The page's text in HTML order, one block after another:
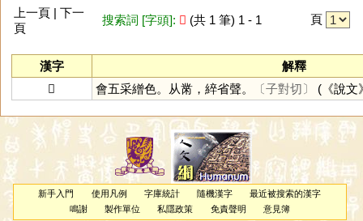
上一頁 | 下一
頁
搜索詞 [字頭]: 𪓌 (共 1 筆) 1 - 1 頁
漢字
解釋
𪓌
會五采繒色。从黹，綷省聲。 〔子對切〕 (《說文
新手入門 使用凡例 字庫統計 隨機漢字
最近被搜索的漢字
鳴謝
製作單位 私隱政策 免責聲明 意見簿